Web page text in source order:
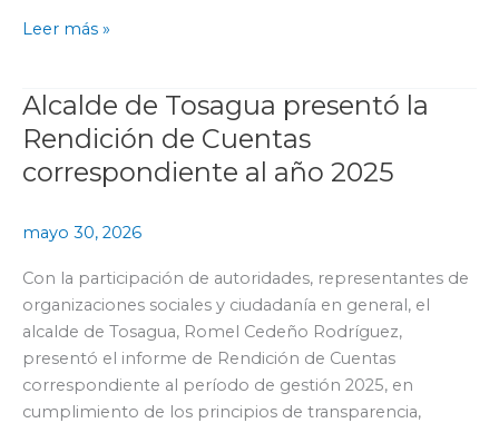
Leer más »
Alcalde de Tosagua presentó la
Rendición de Cuentas
correspondiente al año 2025
mayo 30, 2026
Con la participación de autoridades, representantes de
organizaciones sociales y ciudadanía en general, el
alcalde de Tosagua, Romel Cedeño Rodríguez,
presentó el informe de Rendición de Cuentas
correspondiente al período de gestión 2025, en
cumplimiento de los principios de transparencia,
Alcalde
de
Tosagua
presentó
Rendición
Cuentas
correspondiente
al
año
2025